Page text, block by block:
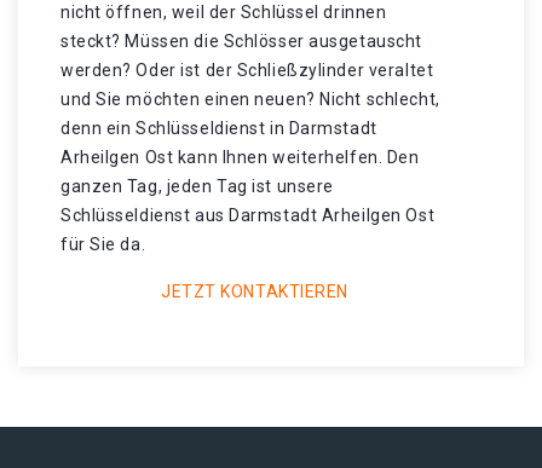
nicht öffnen, weil der Schlüssel drinnen
steckt? Müssen die Schlösser ausgetauscht
werden? Oder ist der Schließzylinder veraltet
und Sie möchten einen neuen? Nicht schlecht,
denn ein Schlüsseldienst in Darmstadt
Arheilgen Ost kann Ihnen weiterhelfen. Den
ganzen Tag, jeden Tag ist unsere
Schlüsseldienst aus Darmstadt Arheilgen Ost
für Sie da.
JETZT KONTAKTIEREN